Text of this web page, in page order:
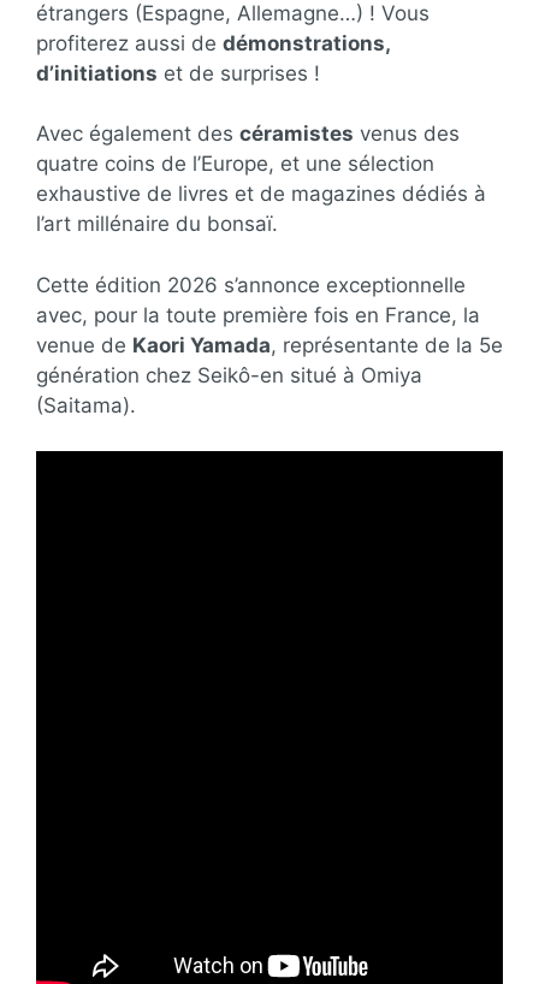
étrangers (Espagne, Allemagne…) ! Vous
profiterez aussi de démonstrations,
d’initiations et de surprises !
Avec également des céramistes venus des
quatre coins de l’Europe, et une sélection
exhaustive de livres et de magazines dédiés à
l’art millénaire du bonsaï.
Cette édition 2026 s’annonce exceptionnelle
avec, pour la toute première fois en France, la
venue de Kaori Yamada, représentante de la 5e
génération chez Seikô-en situé à Omiya
(Saitama).